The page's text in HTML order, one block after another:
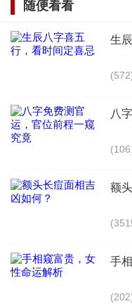
手工缝制婚纱或是带
女座对完美的追求，
天秤座（9月23
天秤座新娘子优
式，能够体现天秤座
随便看看
生
八
额
手